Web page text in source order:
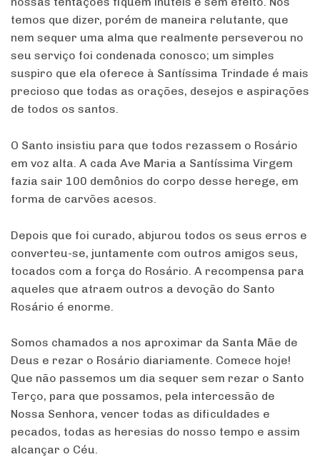
temos que dizer, porém de maneira relutante, que
nem sequer uma alma que realmente perseverou no
seu serviço foi condenada conosco; um simples
suspiro que ela oferece à Santíssima Trindade é mais
precioso que todas as orações, desejos e aspirações
de todos os santos.
O Santo insistiu para que todos rezassem o Rosário
em voz alta. A cada Ave Maria a Santíssima Virgem
fazia sair 100 demônios do corpo desse herege, em
forma de carvões acesos.
Depois que foi curado, abjurou todos os seus erros e
converteu-se, juntamente com outros amigos seus,
tocados com a força do Rosário. A recompensa para
aqueles que atraem outros a devoção do Santo
Rosário é enorme.
Somos chamados a nos aproximar da Santa Mãe de
Deus e rezar o Rosário diariamente. Comece hoje!
Que não passemos um dia sequer sem rezar o Santo
Terço, para que possamos, pela intercessão de
Nossa Senhora, vencer todas as dificuldades e
pecados, todas as heresias do nosso tempo e assim
alcançar o Céu.